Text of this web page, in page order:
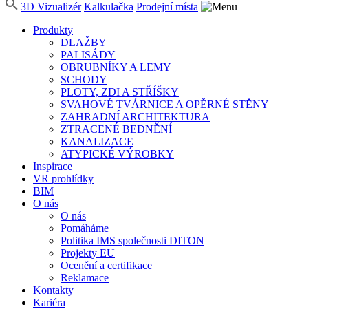
3D Vizualizér Kalkulačka Prodejní místa
Produkty
DLAŽBY
PALISÁDY
OBRUBNÍKY A LEMY
SCHODY
PLOTY, ZDI A STŘÍŠKY
SVAHOVÉ TVÁRNICE A OPĚRNÉ STĚNY
ZAHRADNÍ ARCHITEKTURA
ZTRACENÉ BEDNĚNÍ
KANALIZACE
ATYPICKÉ VÝROBKY
Inspirace
VR prohlídky
BIM
O nás
O nás
Pomáháme
Politika IMS společnosti DITON
Projekty EU
Ocenění a certifikace
Reklamace
Kontakty
Kariéra